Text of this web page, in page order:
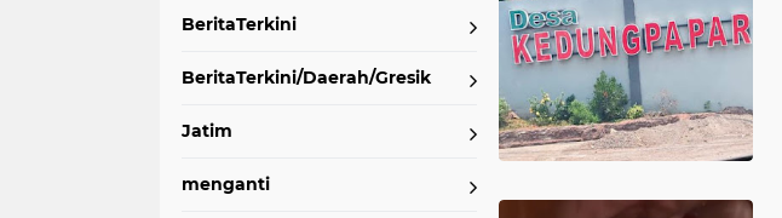
BeritaTerkini
BeritaTerkini/Daerah/Gresik
Jatim
menganti